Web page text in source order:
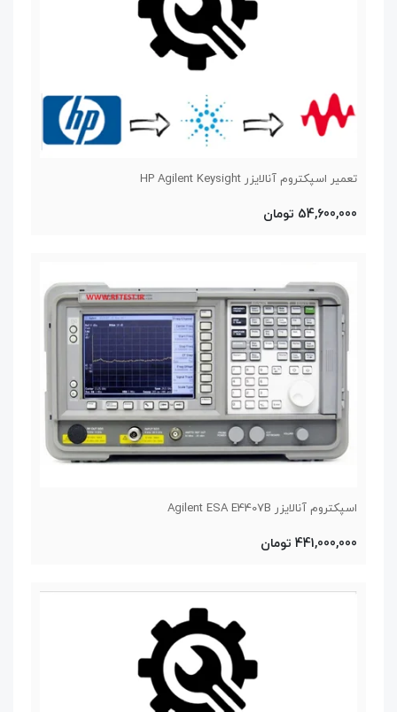
تعمیر اسپکتروم آنالایزر HP Agilent Keysight
54,600,000 تومان
اسپکتروم آنالایزر Agilent ESA E4407B
441,000,000 تومان